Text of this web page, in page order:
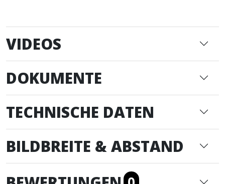
VIDEOS
DOKUMENTE
TECHNISCHE DATEN
BILDBREITE & ABSTAND